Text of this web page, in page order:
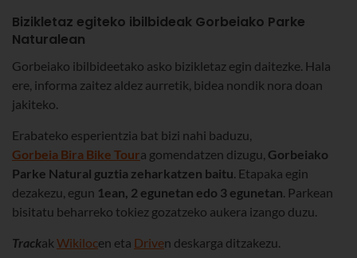
Bizikletaz egiteko ibilbideak Gorbeiako Parke
Naturalean
Gorbeiako ibilbideetako asko bizikletaz egin daitezke. Hala
ere, informa zaitez aldez aurretik, bidea nondik nora doan
jakiteko.
Erabateko esperientzia bat bizi nahi baduzu,
Gorbeia Bira Bike Toura gomendatzen dizugu, Gorbeiako
Parke Natural guztia zeharkatzen baitu. Etapaka egin
dezakezu, egun 1ean, 2 egunetan edo 3 egunetan. Parkean
bisitatu beharreko tokiez gozatzeko aukera izango duzu.
Trackak Wikilocen eta Driven deskarga ditzakezu.